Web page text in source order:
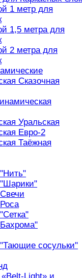
1 метр для
1,5 метра для
2 метра для
Сказочная
Уральская
Евро-2
Таёжная
сосульки"